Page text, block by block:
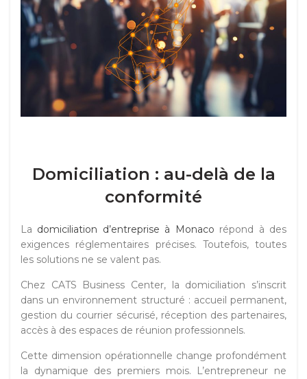
Domiciliation : au-delà de la
conformité
La domiciliation d’entreprise à Monaco répond à des
exigences réglementaires précises. Toutefois, toutes
les solutions ne se valent pas.
Chez CATS Business Center, la domiciliation s’inscrit
dans un environnement structuré : accueil permanent,
gestion du courrier sécurisé, réception des partenaires,
accès à des espaces de réunion professionnels.
Cette dimension opérationnelle change profondément
la dynamique des premiers mois. L’entrepreneur ne